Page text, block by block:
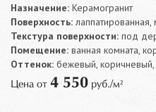
Назначение: Керамогранит
Поверхность: лаппатированная,
Текстура поверхности: под
Помещение: ванная комната,
Оттенок: бежевый,
Цена от 4 550 руб./м²